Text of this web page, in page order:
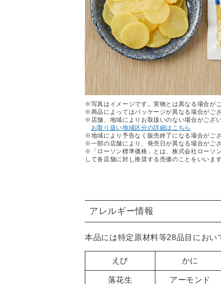
※写真はイメージです。実物とは異なる場合が
※商品によってはパッケージが異なる場合がご
※店舗、地域によりお取扱いのない場合がござ
お取り扱い地域区分の詳細はこちら
※地域により予告なく販売終了になる場合がご
※一部の店舗により、発売日が異なる場合がご
※「ローソン標準価格」とは、株式会社ローソ
して各店舗に対し推奨する売価のことをいいま
アレルギー情報
本品には特定原材料等28品目におい
えび かに
落花生 アーモンド